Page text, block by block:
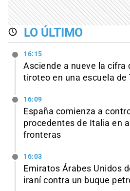
LO ÚLTIMO
16:15
Asciende a nueve la cifra
tiroteo en una escuela de
16:09
España comienza a
procedentes de Italia en
fronteras
16:03
Emiratos Árabes Unidos
iraní contra un buque